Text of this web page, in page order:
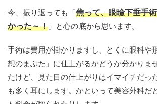
今、振り返っても「焦って、眼瞼下垂手
かった～！ 」と心の底から思います。
手術は費用が掛かりますし、とくに眼科や
想のまぶた」に仕上がるかどうか分かりま
たけど、見た目の仕上がりはイマイチだっ
も多く耳にします。かといって美容外科だ